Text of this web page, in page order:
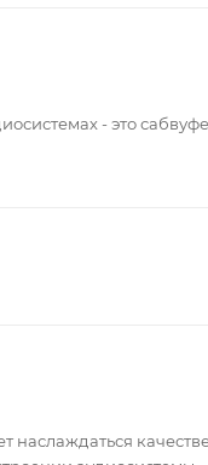
- это
наслаждаться